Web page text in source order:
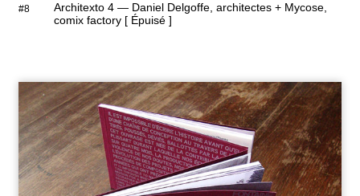
#8
Architexto 4 — Daniel Delgoffe, architectes + Mycose,
comix factory [ Épuisé ]